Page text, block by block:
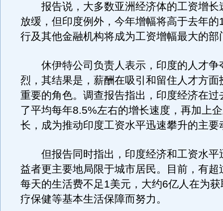
报告说，大多数亚洲经济体的工资增长
放缓，但印度例外，今年增幅将高于去年的
行及其他金融机构将成为工资增幅最大的部
休伊特公司负责人表示，印度的人才争
烈，其结果是，薪酬在吸引和留住人才方面
重要的角色。调查报告指出，印度经济在过
了平均每年8.5%左右的增长速度，再加上
长，成为推动印度工资水平迅速攀升的主要
但报告同时指出，印度经济和工资水平
益者更主要地局限于城市居民。目前，有超
每天的生活费不足1美元，大约6亿人在为
疗保健等基本生活保障而努力。